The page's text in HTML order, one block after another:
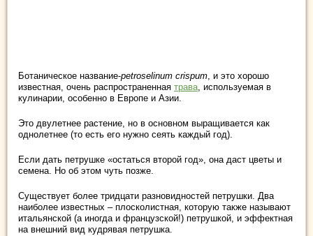
Ботаническое название-petroselinum crispum, и это хорошо
известная, очень распространенная трава, используемая в
кулинарии, особенно в Европе и Азии.
Это двулетнее растение, но в основном выращивается как
однолетнее (то есть его нужно сеять каждый год).
Если дать петрушке «остаться второй год», она даст цветы и
семена. Но об этом чуть позже.
Существует более тридцати разновидностей петрушки. Два
наиболее известных – плосколистная, которую также называют
итальянской (а иногда и французской!) петрушкой, и эффектная
на внешний вид кудрявая петрушка.